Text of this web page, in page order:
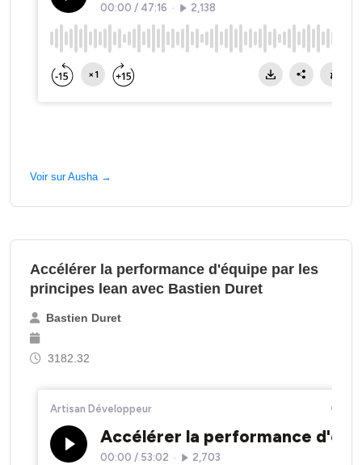
Voir sur Ausha →
Accélérer la performance d'équipe par les
principes lean avec Bastien Duret
Bastien Duret
3182.32